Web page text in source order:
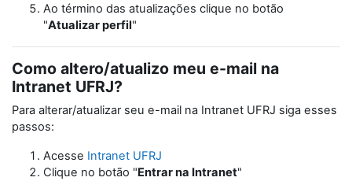
Ao término das atualizações clique no botão
"Atualizar perfil"
Como altero/atualizo meu e-mail na
Intranet UFRJ?
Para alterar/atualizar seu e-mail na Intranet UFRJ siga esses
passos:
Acesse Intranet UFRJ
Clique no botão "Entrar na Intranet"